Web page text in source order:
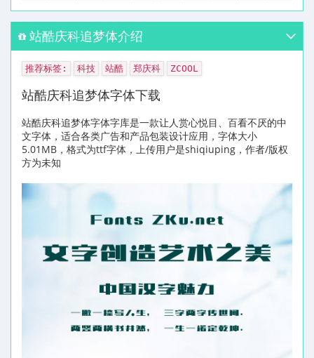
站酷庆科追梦体介绍
推荐标签: 科技 站酷 郑庆科 ZCOOL
站酷庆科追梦体字体下载
站酷庆科追梦体字体字库是一款让人赏心悦目、百看不厌的中
文字体，适合各类广告和产品包装设计应用，字体大小
5.01MB，格式为ttf字体，上传用户是shiqiuping，作者/版权
方为未知